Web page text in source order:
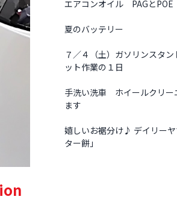
エアコンオイル PAGとPOE
夏のバッテリー
７／４（土）ガソリンスタ
ット作業の１日
手洗い洗車 ホイールクリー
ます
嬉しいお裾分け♪ デイリー
ター餅」